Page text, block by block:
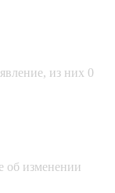
из них 0
об изменении